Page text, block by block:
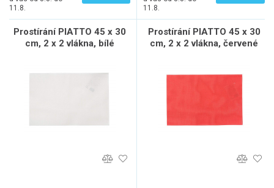
11.8.
11.8.
Prostírání PIATTO 45 x 30
cm, 2 x 2 vlákna, bílé
Prostírání PIATTO 45 x 30
cm, 2 x 2 vlákna, červené